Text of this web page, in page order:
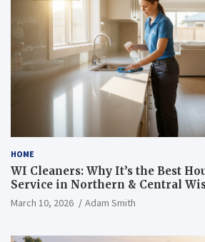
HOME
WI Cleaners: Why It’s the Best
Service in Northern & Central
Consultation + Quote)
March 10, 2026 Adam Smith